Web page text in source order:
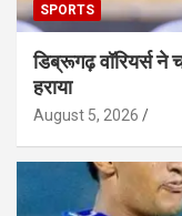
SPORTS
डिब्रूगढ़ वॉरियर्स ने
हराया
August 5, 2026